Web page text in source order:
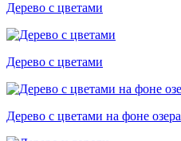
Дерево с цветами
Дерево с цветами
Дерево с цветами на фоне озера